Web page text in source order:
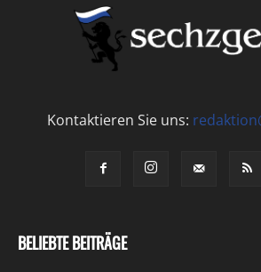
Kontaktieren Sie uns:
BELIEBTE BEITRÄGE